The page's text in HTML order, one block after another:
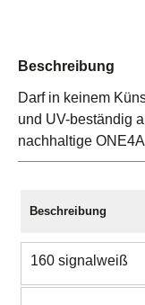
Beschreibung
Darf in keinem
und UV-beständig
nachhaltige
Beschreibung
160 signalweiß